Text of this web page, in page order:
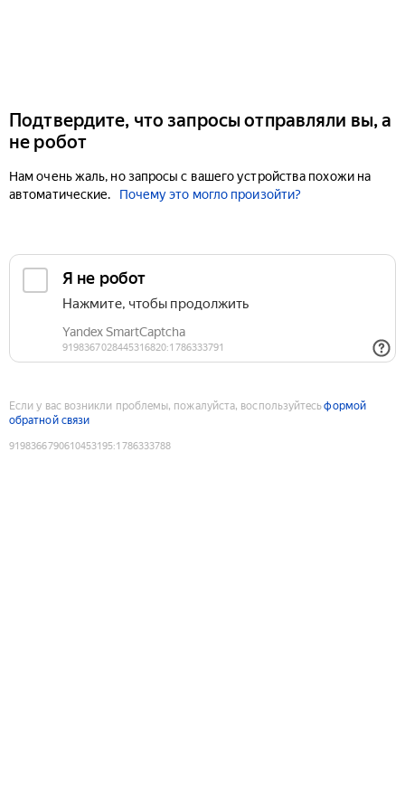
Подтвердите, что запросы отправляли вы, а
не робот
Нам очень жаль, но запросы с вашего устройства похожи на
автоматические.
Почему это могло произойти?
Если у вас возникли проблемы, пожалуйста, воспользуйтесьформой
обратной связи
9198366790610453195:1786333788